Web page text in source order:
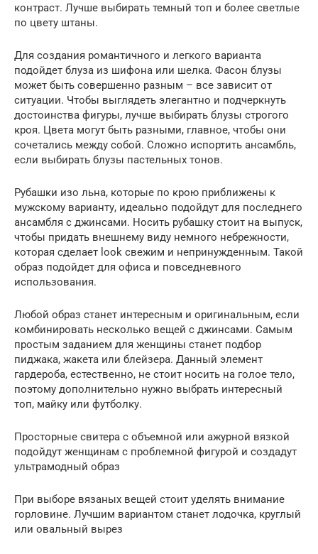
контраст. Лучше выбирать темный топ и более светлые
по цвету штаны.
Для создания романтичного и легкого варианта
подойдет блуза из шифона или шелка. Фасон блузы
может быть совершенно разным – все зависит от
ситуации. Чтобы выглядеть элегантно и подчеркнуть
достоинства фигуры, лучше выбирать блузы строгого
кроя. Цвета могут быть разными, главное, чтобы они
сочетались между собой. Сложно испортить ансамбль,
если выбирать блузы пастельных тонов.
Рубашки изо льна, которые по крою приближены к
мужскому варианту, идеально подойдут для последнего
ансамбля с джинсами. Носить рубашку стоит на выпуск,
чтобы придать внешнему виду немного небрежности,
которая сделает look свежим и непринужденным. Такой
образ подойдет для офиса и повседневного
использования.
Любой образ станет интересным и оригинальным, если
комбинировать несколько вещей с джинсами. Самым
простым заданием для женщины станет подбор
пиджака, жакета или блейзера. Данный элемент
гардероба, естественно, не стоит носить на голое тело,
поэтому дополнительно нужно выбрать интересный
топ, майку или футболку.
Просторные свитера с объемной или ажурной вязкой
подойдут женщинам с проблемной фигурой и создадут
ультрамодный образ
При выборе вязаных вещей стоит уделять внимание
горловине. Лучшим вариантом станет лодочка, круглый
или овальный вырез